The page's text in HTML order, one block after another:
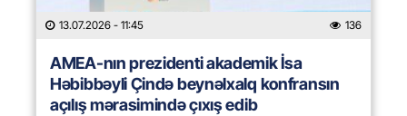
13.07.2026 - 11:45 136
AMEA-nın prezidenti akademik İsa
Həbibbəyli Çində beynəlxalq konfransın
açılış mərasimində çıxış edib